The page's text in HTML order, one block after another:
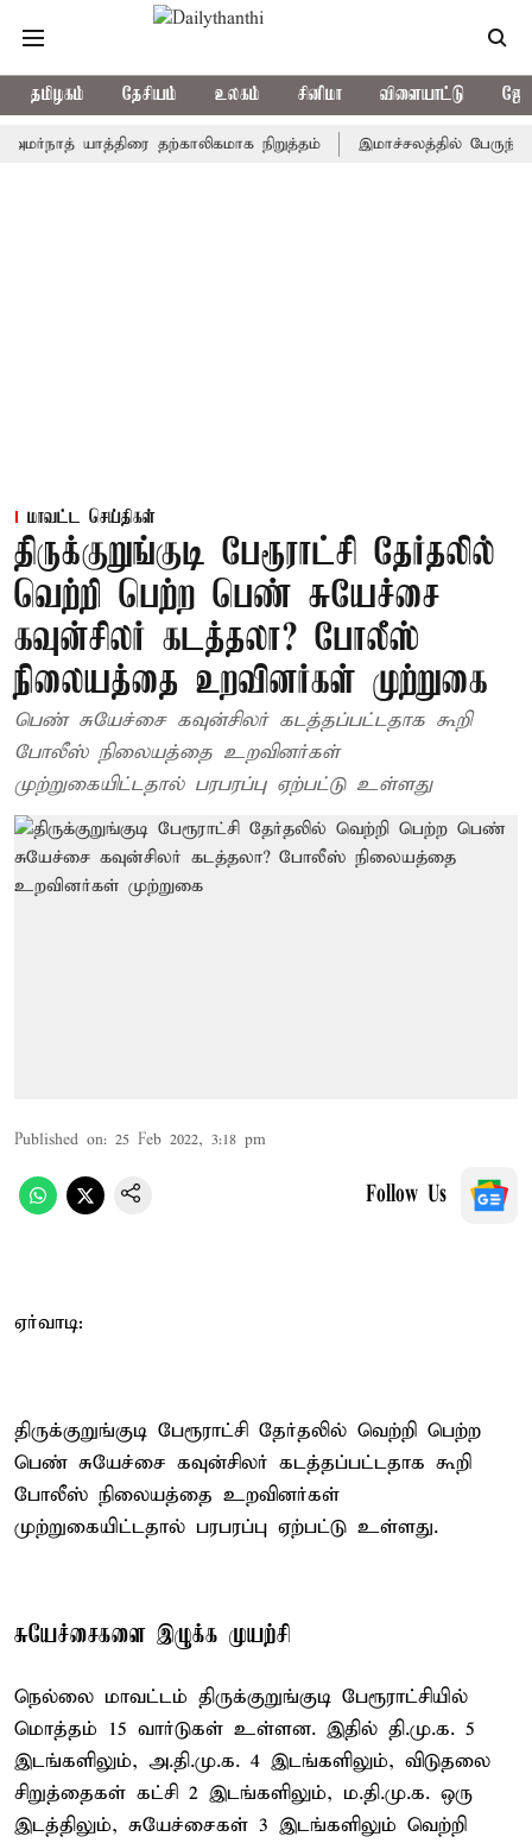
தமிழகம் தேசியம் உலகம் சினிமா விளையாட்டு
யாத்திரை தற்காலிகமாக நிறுத்தம் இமாச்சலத்தில் பேருந்து
மாவட்ட செய்திகள்
திருக்குறுங்குடி பேரூராட்சி தேர்தலில்
வெற்றி பெற்ற பெண் சுயேச்சை
கவுன்சிலர் கடத்தலா? போலீஸ்
நிலையத்தை உறவினர்கள் முற்றுகை
பெண் சுயேச்சை கவுன்சிலர் கடத்தப்பட்டதாக கூறி
போலீஸ் நிலையத்தை உறவினர்கள்
முற்றுகையிட்டதால் பரபரப்பு ஏற்பட்டு உள்ளது
Published on: 25 Feb 2022, 3:18 pm
Follow Us
ஏர்வாடி:
திருக்குறுங்குடி பேரூராட்சி தேர்தலில் வெற்றி பெற்ற
பெண் சுயேச்சை கவுன்சிலர் கடத்தப்பட்டதாக கூறி
போலீஸ் நிலையத்தை உறவினர்கள்
முற்றுகையிட்டதால் பரபரப்பு ஏற்பட்டு உள்ளது.
சுயேச்சைகளை இழுக்க முயற்சி
நெல்லை மாவட்டம் திருக்குறுங்குடி பேரூராட்சியில்
மொத்தம் 15 வார்டுகள் உள்ளன. இதில் தி.மு.க. 5
இடங்களிலும், அ.தி.மு.க. 4 இடங்களிலும், விடுதலை
சிறுத்தைகள் கட்சி 2 இடங்களிலும், ம.தி.மு.க. ஒரு
இடத்திலும், சுயேச்சைகள் 3 இடங்களிலும் வெற்றி